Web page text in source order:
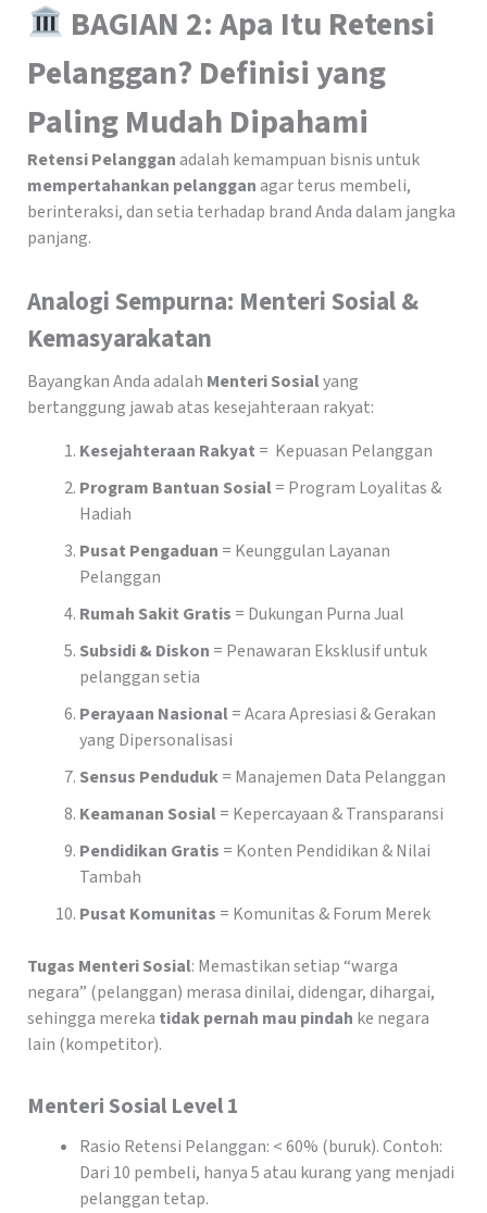
BAGIAN 2: Apa Itu Retensi
Pelanggan? Definisi yang
Paling Mudah Dipahami
Retensi Pelangganadalah kemampuan bisnis untuk
mempertahankan pelangganagar terus membeli,
berinteraksi, dan setia terhadap brand Anda dalam jangka
panjang.
Analogi Sempurna: Menteri Sosial &
Kemasyarakatan
Bayangkan Anda adalah Menteri Sosialyang
bertanggung jawab atas kesejahteraan rakyat:
Kesejahteraan Rakyat = Kepuasan Pelanggan
Program Bantuan Sosial= Program Loyalitas &
Hadiah
Pusat Pengaduan = Keunggulan Layanan
Pelanggan
Rumah Sakit Gratis = Dukungan Purna Jual
Subsidi & Diskon = Penawaran Eksklusif untuk
pelanggan setia
Perayaan Nasional= Acara Apresiasi & Gerakan
yang Dipersonalisasi
Sensus Penduduk= Manajemen Data Pelanggan
Keamanan Sosial= Kepercayaan & Transparansi
Pendidikan Gratis = Konten Pendidikan & Nilai
Tambah
Pusat Komunitas = Komunitas & Forum Merek
Tugas Menteri Sosial: Memastikan setiap “warga
negara” (pelanggan) merasa dinilai, didengar, dihargai,
sehingga mereka tidak pernah mau pindah ke negara
lain (kompetitor).
Menteri Sosial Level 1
Rasio Retensi Pelanggan: < 60% (buruk). Contoh:
Dari 10 pembeli, hanya 5 atau kurang yang menjadi
pelanggan tetap.